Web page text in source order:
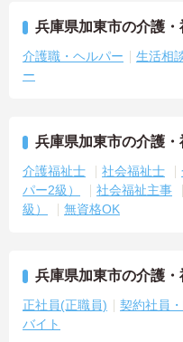
兵庫県加東市の介護
介護職・ヘルパー 生活相
ー
兵庫県加東市の介護
介護福祉士 社会福祉士
パー2級）
社会福祉主事
級）
無資格OK
兵庫県加東市の介護
正社員(正職員) 契約社員
バイト